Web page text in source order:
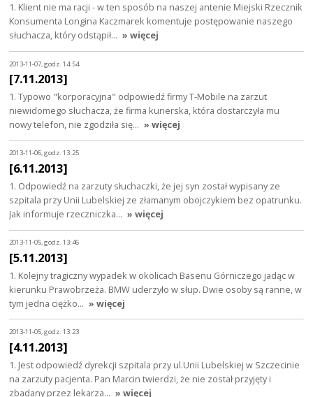
1. Klient nie ma racji - w ten sposób na naszej antenie Miejski Rzecznik
Konsumenta Longina Kaczmarek komentuje postępowanie naszego
słuchacza, który odstąpił… » więcej
2013-11-07, godz. 14:54
[7.11.2013]
1. Typowo "korporacyjna" odpowiedź firmy T-Mobile na zarzut
niewidomego słuchacza, że firma kurierska, która dostarczyła mu
nowy telefon, nie zgodziła się… » więcej
2013-11-06, godz. 13:25
[6.11.2013]
1. Odpowiedź na zarzuty słuchaczki, że jej syn został wypisany ze
szpitala przy Unii Lubelskiej ze złamanym obojczykiem bez opatrunku.
Jak informuje rzeczniczka… » więcej
2013-11-05, godz. 13:46
[5.11.2013]
1. Kolejny tragiczny wypadek w okolicach Basenu Górniczego jadąc w
kierunku Prawobrzeża. BMW uderzyło w słup. Dwie osoby są ranne, w
tym jedna ciężko… » więcej
2013-11-05, godz. 13:23
[4.11.2013]
1. Jest odpowiedź dyrekcji szpitala przy ul.Unii Lubelskiej w Szczecinie
na zarzuty pacjenta. Pan Marcin twierdzi, że nie został przyjęty i
zbadany przez lekarza… » więcej